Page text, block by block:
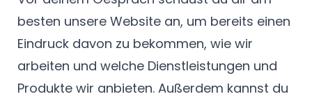
besten unsere Website an, um bereits einen
Eindruck davon zu bekommen, wie wir
arbeiten und welche Dienstleistungen und
Produkte wir anbieten. Außerdem kannst du